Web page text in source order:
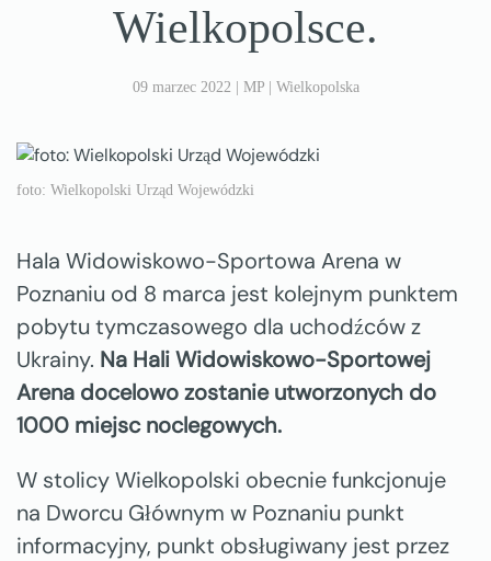
Wielkopolsce.
09 marzec 2022| MP| Wielkopolska
foto: Wielkopolski Urząd Wojewódzki
Hala Widowiskowo-Sportowa Arena w
Poznaniu od 8 marca jest kolejnym punktem
pobytu tymczasowego dla uchodźców z
Ukrainy. Na Hali Widowiskowo-Sportowej
Arena docelowo zostanie utworzonych do
1000 miejsc noclegowych.
W stolicy Wielkopolski obecnie funkcjonuje
na Dworcu Głównym w Poznaniu punkt
informacyjny, punkt obsługiwany jest przez